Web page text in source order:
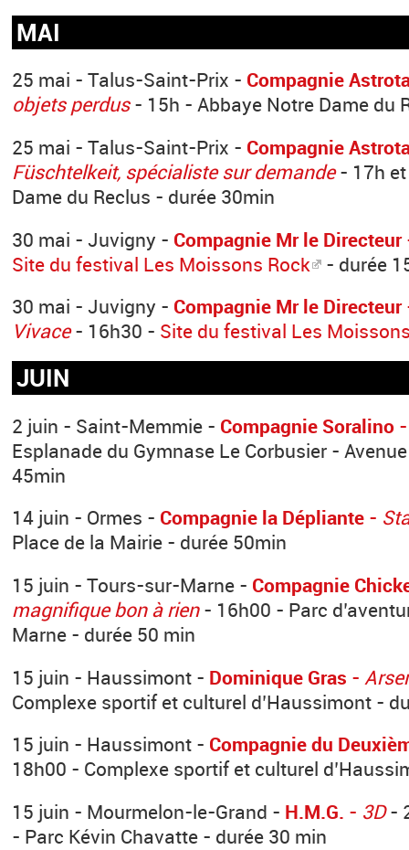
MAI
25 mai - Talus-Saint-Prix - Compagnie
objets perdus- 15h - Abbaye Notre Dame du
25 mai - Talus-Saint-Prix - Compagnie
Füschtelkeit, spécialiste sur demande- 17h et
Dame du Reclus - durée 30min
30 mai - Juvigny - Compagnie Mr le Directeur
Site du festival Les Moissons Rock
- durée
30 mai - Juvigny - Compagnie Mr le Directeur
Vivace- 16h30 - Site du festival Les
JUIN
2 juin - Saint-Memmie - Compagnie Soralino
Esplanade du Gymnase Le Corbusier -
45min
14 juin - Ormes - Compagnie la Dépliante -
Place de la Mairie - durée 50min
15 juin - Tours-sur-Marne - Compagnie
magnifique bon à rien- 16h00 - Parc
Marne - durée 50 min
15 juin - Haussimont - Dominique Gras -
Complexe sportif et culturel d’Haussimont -
15 juin - Haussimont - Compagnie du
18h00 - Complexe sportif et culturel
15 juin - Mourmelon-le-Grand - H.M.G. - 3D-
- Parc Kévin Chavatte - durée 30 min